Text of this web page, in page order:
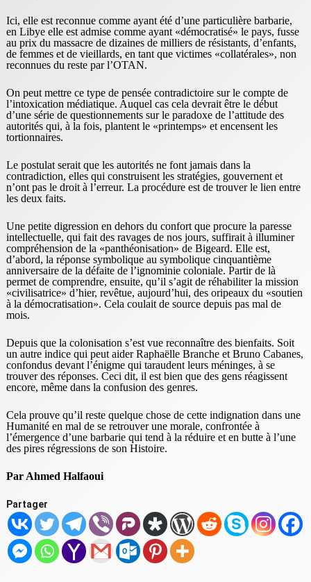
Ici, elle est reconnue comme ayant été d’une particulière barbarie,
en Libye elle est admise comme ayant «démocratisé» le pays, fusse
au prix du massacre de dizaines de milliers de résistants, d’enfants,
de femmes et de vieillards, en tant que victimes «collatérales», non
reconnues du reste par l’OTAN.
On peut mettre ce type de pensée contradictoire sur le compte de
l’intoxication médiatique. Auquel cas cela devrait être le début
d’une série de questionnements sur le paradoxe de l’attitude des
autorités qui, à la fois, plantent le «printemps» et encensent les
tortionnaires.
Le postulat serait que les autorités ne font jamais dans la
contradiction, elles qui construisent les stratégies, gouvernent et
n’ont pas le droit à l’erreur. La procédure est de trouver le lien entre
les deux faits.
Une petite digression en dehors du confort que procure la paresse
intellectuelle, qui fait des ravages de nos jours, suffirait à illuminer
compréhension de la «panthéonisation» de Bigeard. Elle est,
d’abord, la réponse symbolique au symbolique cinquantième
anniversaire de la défaite de l’ignominie coloniale. Partir de là
permet de comprendre, ensuite, qu’il s’agit de réhabiliter la mission
«civilisatrice» d’hier, revêtue, aujourd’hui, des oripeaux du «soutien
à la démocratisation». Cela coulait de source depuis pas mal de
mois.
Depuis que la colonisation s’est vue reconnaître des bienfaits. Soit
un autre indice qui peut aider Raphaëlle Branche et Bruno Cabanes,
confondus devant l’énigme qui taraudent leurs méninges, à se
trouver des réponses. Ceci dit, il est bien que des gens réagissent
encore, même dans la confusion des genres.
Cela prouve qu’il reste quelque chose de cette indignation dans une
Humanité en mal de se retrouver une morale, confrontée à
l’émergence d’une barbarie qui tend à la réduire et en butte à l’une
des pires régressions de son Histoire.
Par Ahmed Halfaoui
Partager